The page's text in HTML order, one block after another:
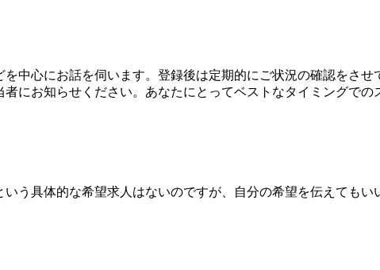
中心にお話を伺います。登録後は定期的にご状況の確認をさせ
にお知らせください。あなたにとってベストなタイミングでの
う具体的な希望求人はないのですが、自分の希望を伝えてもい